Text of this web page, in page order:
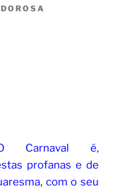
Carnaval é,
profanas e de
com o seu